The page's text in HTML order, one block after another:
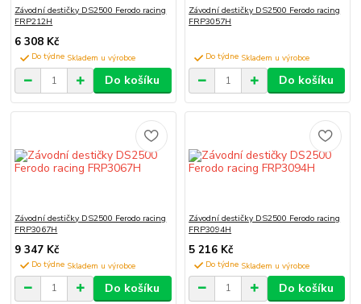
Závodní destičky DS2500 Ferodo racing
FRP212H
6 308 Kč
Do týdne
Do košíku
Závodní destičky DS2500 Ferodo racing
FRP3057H
Do týdne
Do košíku
Závodní destičky DS2500 Ferodo racing
FRP3067H
9 347 Kč
Do týdne
Do košíku
Závodní destičky DS2500 Ferodo racing
FRP3094H
5 216 Kč
Do týdne
Do košíku